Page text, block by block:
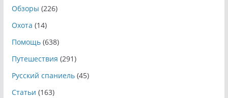
Обзоры (226)
Охота (14)
Помощь(638)
Путешествия (291)
Русский спаниель(45)
Статьи (163)